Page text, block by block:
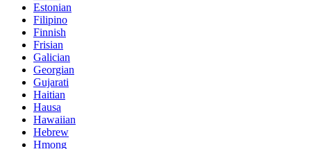
Estonian
Filipino
Finnish
Frisian
Galician
Georgian
Gujarati
Haitian
Hausa
Hawaiian
Hebrew
Hmong